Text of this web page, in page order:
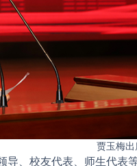
贾玉梅
校友代表、师生代表